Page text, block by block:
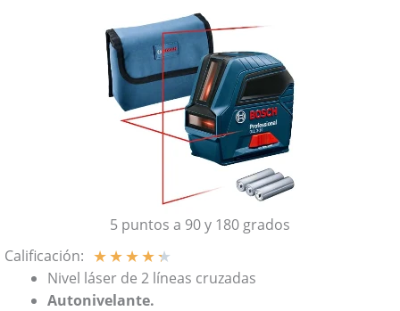
5 puntos a 90 y 180 grados
Calificación: ★★★★★
Nivel láser de 2 líneas cruzadas
Autonivelante.